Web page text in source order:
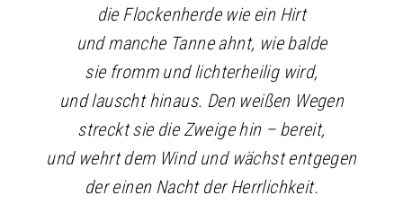
die Flockenherde wie ein Hirt
und manche Tanne ahnt, wie balde
sie fromm und lichterheilig wird,
und lauscht hinaus. Den weißen Wegen
streckt sie die Zweige hin – bereit,
und wehrt dem Wind und wächst entgegen
der einen Nacht der Herrlichkeit.